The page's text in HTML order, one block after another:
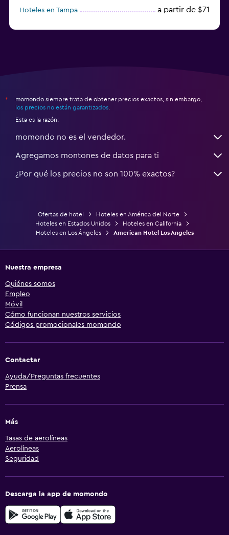
Hoteles en Tampa a partir de $71
*
momondo siempre trata de obtener precios exactos, sin embargo,
los precios no están garantizados
Esta es la razón:
momondo no es el vendedor.
Agregamos montones de datos para ti
¿Por qué los precios no son 100% exactos?
Ofertas de hotel
Hoteles en América del Norte
Hoteles en Estados Unidos
Hoteles en California
Hoteles en Los Ángeles
American Hotel Los Angeles
Nuestra empresa
Quiénes somos
Empleo
Móvil
Cómo funcionan nuestros servicios
Códigos promocionales momondo
Contactar
Ayuda/Preguntas frecuentes
Prensa
Más
Tasas de aerolíneas
Aerolíneas
Seguridad
Descarga la app de momondo